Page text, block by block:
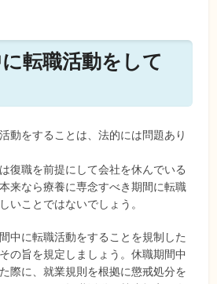
転職活動をして
動をすることは、法的には問題あり
復職を前提にして会社を休んでいる
来なら療養に専念すべき期間に転職
いことではないでしょう。
中に転職活動をすることを規制した
の旨を規定しましょう。休職期間中
際に、就業規則を根拠に懲戒処分を